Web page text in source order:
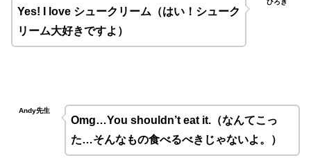
ひろき
Yes! I love シュークリーム（はい！シューク
リーム大好きですよ）
Andy先生
Omg…You shouldn’t eat it.（なんてこっ
た…そんなもの食べるべきじゃないよ。
）